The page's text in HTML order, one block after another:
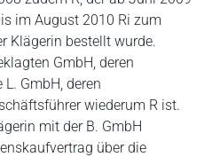
im August 2010 Ri zum
Klägerin bestellt wurde.
GmbH, deren
GmbH, deren
wiederum R ist.
mit der B. GmbH
über die